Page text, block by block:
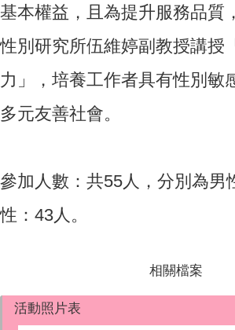
基本權益，且為提升服務品質
性別研究所伍維婷副教授講授
力」，培養工作者具有性別敏
多元友善社會。
參加人數：共55人，分別為男
性：43人。
相關檔案
活動照片表